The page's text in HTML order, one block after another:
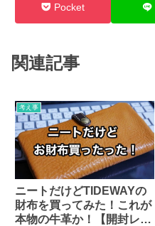
Pocket
関連記事
考え事
ニートだけどTIDEWAYの
財布を買ってみた！これが
本物の牛革か！【開封レビ